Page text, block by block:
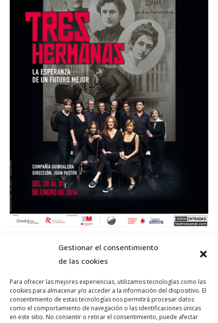
Gestionar el consentimiento
de las cookies
Para ofrecer las mejores experiencias, utilizamos tecnologías como las
cookies para almacenar y/o acceder a la información del dispositivo. El
consentimiento de estas tecnologías nos permitirá procesar datos
como el comportamiento de navegación o las identificaciones únicas
en este sitio. No consentir o retirar el consentimiento, puede afectar
© PLATAFORMA GUINDALERA 2026 teatro@guindalera.com